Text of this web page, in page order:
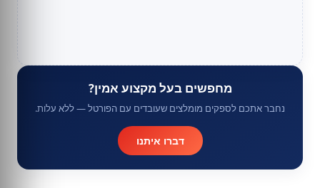
מחפשים בעל מקצוע אמין?
נחבר אתכם לספקים מומלצים שעובדים עם הפורטל — ללא עלות.
דברו איתנו